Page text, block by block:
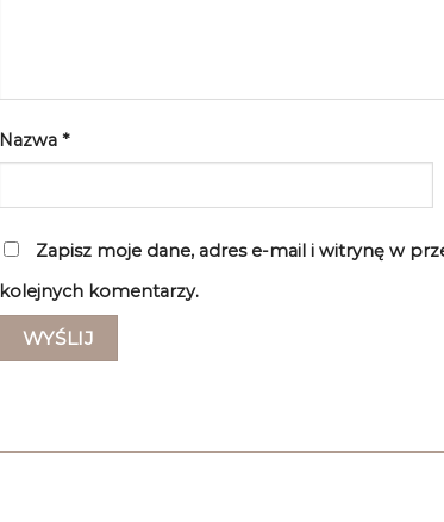
Nazwa *
Zapisz moje dane, adres e-mail i witrynę w
kolejnych komentarzy.